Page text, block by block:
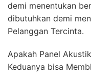
demi menentukan
dibutuhkan demi
Pelanggan Tercinta.
Apakah Panel
Keduanya bisa